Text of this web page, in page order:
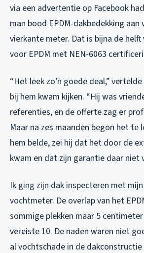
via een advertentie op Facebook
man bood EPDM-dakbedekking aan
vierkante meter. Dat is bijna de helft
voor EPDM met NEN-6063
“Het leek zo’n goede deal,”
bij hem kwam kijken. “Hij was
referenties, en de offerte zag er
Maar na zes maanden begon het te
hem belde, zei hij dat het door de
kwam en dat zijn garantie daar niet
Ik ging zijn dak inspecteren met
vochtmeter. De overlap van het
sommige plekken maar 5
vereiste 10. De naden waren niet
al vochtschade in de